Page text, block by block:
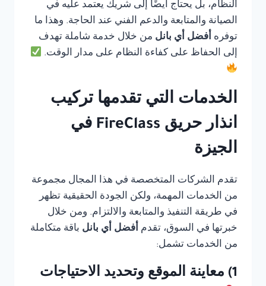
النظام، بل يحتاج أيضًا إلى شريك يعتمد عليه في
الصيانة والمتابعة والدعم الفني عند الحاجة. وهذا ما
توفره أفضل أي بانل من خلال خدمة شاملة تهدف
إلى الحفاظ على كفاءة النظام على مدار الوقت.
الخدمات التي تقدمها تركيب
انذار حريق FireClass في
الجيزة
تقدم الشركات المتخصصة في هذا المجال مجموعة
من الخدمات المهمة، ولكن الجودة الحقيقية تظهر
في طريقة التنفيذ والمتابعة والالتزام. ومن خلال
خبرتها في السوق، تقدم أفضل أي بانل باقة متكاملة
من الخدمات تشمل:
1) معاينة الموقع وتحديد الاحتياجات